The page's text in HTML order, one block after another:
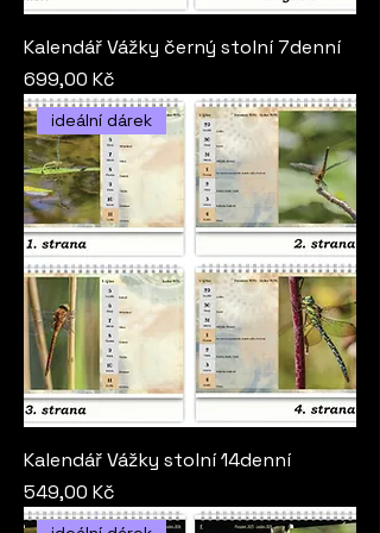
Kalendář Vážky černý stolní 7denní
Cena
699,00 Kč
ideální dárek
Kalendář Vážky stolní 14denní
Cena
549,00 Kč